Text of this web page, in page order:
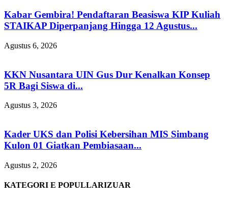
Kabar Gembira! Pendaftaran Beasiswa KIP Kuliah
STAIKAP Diperpanjang Hingga 12 Agustus...
Agustus 6, 2026
KKN Nusantara UIN Gus Dur Kenalkan Konsep
5R Bagi Siswa di...
Agustus 3, 2026
Kader UKS dan Polisi Kebersihan MIS Simbang
Kulon 01 Giatkan Pembiasaan...
Agustus 2, 2026
KATEGORI E POPULLARIZUAR